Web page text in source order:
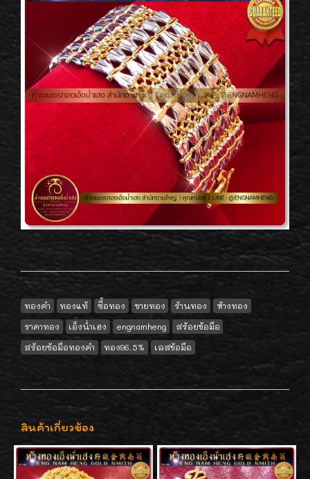
ทองคำ ทองแท้ ซื้อทอง ขายทอง ร้านทอง
ห้างทอง
ราคาทอง
เอ็งน่ำเฮง engnamheng
สร้อยข้อมือ
สร้อยข้อมือทองคำ
ทอง96.5% เลสข้อมือ
สินค้าเกี่ยวข้อง